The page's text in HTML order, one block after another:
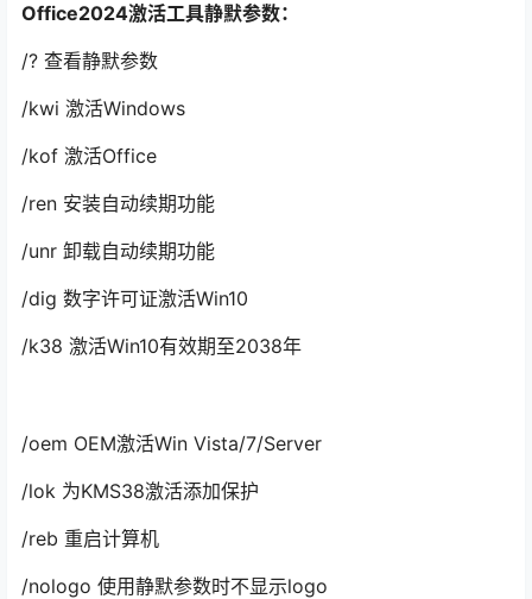
Office2024激活工具静默参数：
/? 查看静默参数
/kwi 激活Windows
/kof 激活Office
/ren 安装自动续期功能
/unr 卸载自动续期功能
/dig 数字许可证激活Win10
/k38 激活Win10有效期至2038年
/oem OEM激活Win Vista/7/Server
/lok 为KMS38激活添加保护
/reb 重启计算机
/nologo 使用静默参数时不显示logo